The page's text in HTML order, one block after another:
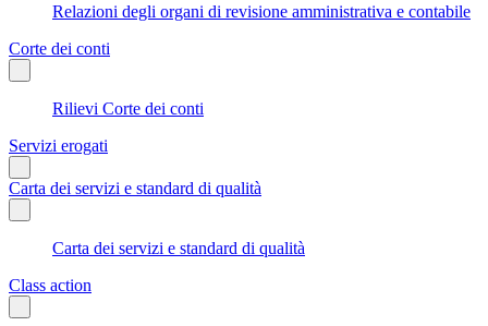
Relazioni degli organi di revisione amministrativa e contabile
Corte dei conti
Rilievi Corte dei conti
Servizi erogati
Carta dei servizi e standard di qualità
Carta dei servizi e standard di qualità
Class action